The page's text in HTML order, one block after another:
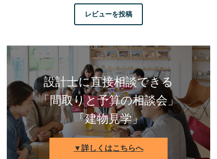
レビューを投稿
設計士に直接相談できる
「間取りと予算の相談会」
「建物見学」
▼詳しくはこちらへ